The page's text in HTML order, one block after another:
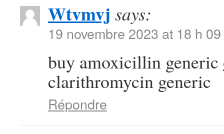
Wtvmvj says:
19 novembre 2023 at 18 h
buy amoxicillin generic
clarithromycin generic
Répondre